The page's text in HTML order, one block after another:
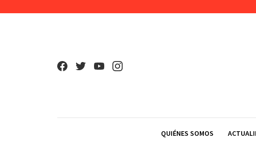
QUIÉNES SOMOS